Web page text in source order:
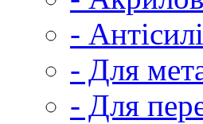
-
- Для
- Для